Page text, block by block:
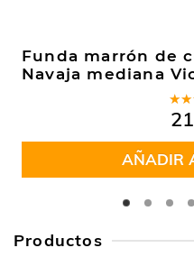
Funda marrón de
Navaja mediana
en
de
AÑADIR
Productos